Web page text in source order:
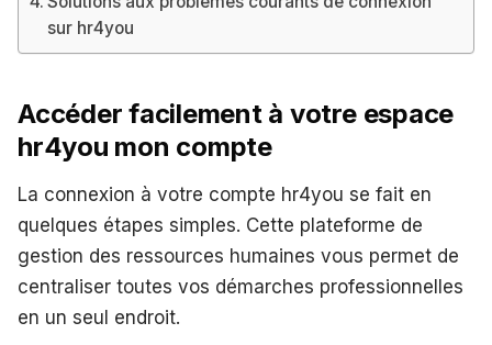
sur hr4you
Accéder facilement à votre espace
hr4you mon compte
La connexion à votre compte hr4you se fait en
quelques étapes simples. Cette plateforme de
gestion des ressources humaines vous permet de
centraliser toutes vos démarches professionnelles
en un seul endroit.